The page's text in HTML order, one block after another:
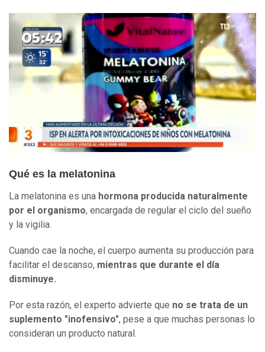
Qué es la melatonina
La melatonina es una hormona producida naturalmente
por el organismo, encargada de regular el ciclo del sueño
y la vigilia.
Cuando cae la noche, el cuerpo aumenta su producción para
facilitar el descanso, mientras que durante el día
disminuye.
Por esta razón, el experto advierte que no se trata de un
suplemento "inofensivo", pese a que muchas personas lo
consideran un producto natural.